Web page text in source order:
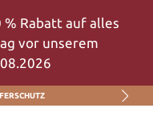
Rabatt auf alles
vor unserem